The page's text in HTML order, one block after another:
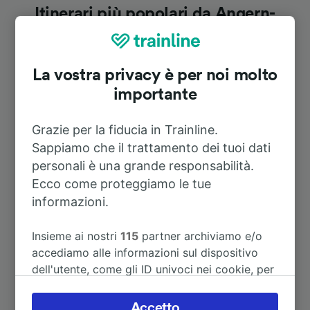
Itinerari più popolari da Angern-
Rogätz
Durata
A Berlino Centrale
A Hamburg Hbf 2h 34m
A Tangermünde
A Halle (Saale) Hbf 1h 31m
La vostra privacy è per noi molto
importante
Grazie per la fiducia in Trainline.
Sappiamo che il trattamento dei tuoi dati
personali è una grande responsabilità.
Ecco come proteggiamo le tue
informazioni.
Insieme ai nostri115 partner archiviamo e/o
accediamo alle informazioni sul dispositivo
dell'utente, come gli ID univoci nei cookie, per
accettare o gestire le proprie scelte facendo